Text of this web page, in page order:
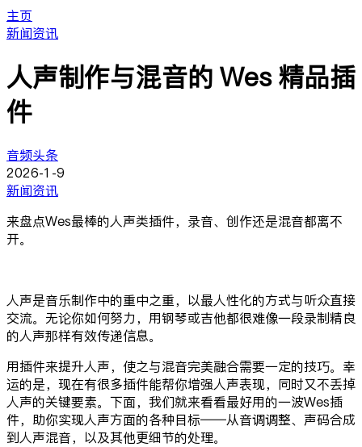
主页
新闻资讯
人声制作与混音的 Wes 精品插
件
音频头条
2026-1-9
新闻资讯
来盘点Wes最棒的人声类插件，录音、创作还是混音都离不
开。
人声是音乐制作中的重中之重，以最人性化的方式与听众直接
交流。无论你如何努力，用钢琴或吉他都很难像一段录制精良
的人声那样有效传递信息。
用插件来提升人声，使之与混音完美融合需要一定的技巧。幸
运的是，现在有很多插件能帮你增强人声表现，同时又不丢掉
人声的关键要素。下面，我们就来看看最好用的一波Wes插
件，助你实现人声方面的各种目标——从音调调整、声码合成
到人声混音，以及其他更细节的处理。